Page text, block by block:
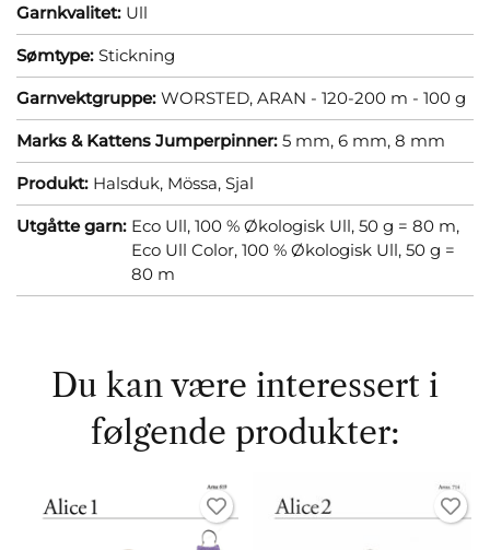
Garnkvalitet: Ull
Sømtype: Stickning
Garnvektgruppe: WORSTED, ARAN - 120-200 m - 100 g
Marks & Kattens Jumperpinner: 5 mm, 6 mm, 8 mm
Produkt: Halsduk, Mössa, Sjal
Utgåtte garn: Eco Ull, 100 % Økologisk Ull, 50 g = 80 m,
Eco Ull Color, 100 % Økologisk Ull, 50 g =
80 m
Du kan være interessert i
følgende produkter: